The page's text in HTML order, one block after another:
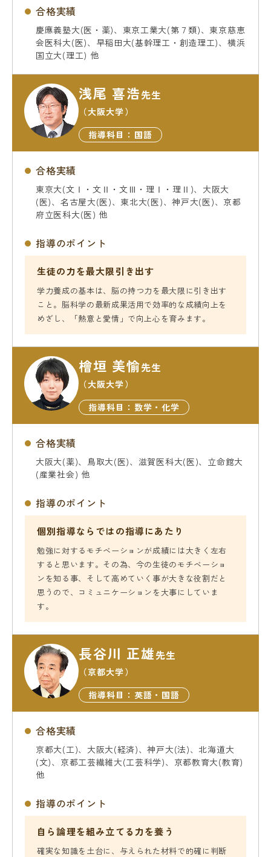
合格実績
慶應義塾大(医・薬)、東京工業大(第７類)、東京慈恵
会医科大(医)、早稲田大(基幹理工・創造理工)、横浜
国立大(理工) 他
浅尾 喜浩先生
（大阪大学）
指導科目：国語
合格実績
東京大(文Ⅰ・文Ⅱ・文Ⅲ・理Ⅰ・理Ⅱ)、大阪大
(医)、名古屋大(医)、東北大(医)、神戸大(医)、京都
府立医科大(医) 他
指導のポイント
生徒の力を最大限引き出す
学力養成の基本は、脳の持つ力を最大限に引き出す
こと。脳科学の最新成果活用で効率的な成績向上を
めざし、「熱意と愛情」で向上心を育みます。
檜垣 美愉先生
（大阪大学）
指導科目：数学・化学
合格実績
大阪大(薬)、鳥取大(医)、滋賀医科大(医)、立命館大
(産業社会) 他
指導のポイント
個別指導ならではの指導にあたり
勉強に対するモチベーションが成績には大きく左右
すると思います。その為、今の生徒のモチベーショ
ンを知る事、そして高めていく事が大きな役割だと
思うので、コミュニケーションを大事にしていま
す。
長谷川 正雄先生
（京都大学）
指導科目：英語・国語
合格実績
京都大(工)、大阪大(経済)、神戸大(法)、北海道大
(文)、京都工芸繊維大(工芸科学)、京都教育大(教育)
他
指導のポイント
自ら論理を組み立てる力を養う
確実な知識を土台に、与えられた材料で的確に判断